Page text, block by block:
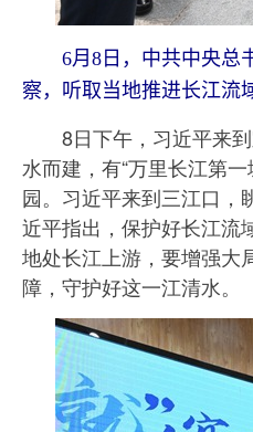
6月8日，中共中央总
察，听取当地推进长江流
8日下午，习近平来到
水而建，有“万里长江第
园。习近平来到三江口，
近平指出，保护好长江流
地处长江上游，要增强大
障，守护好这一江清水。